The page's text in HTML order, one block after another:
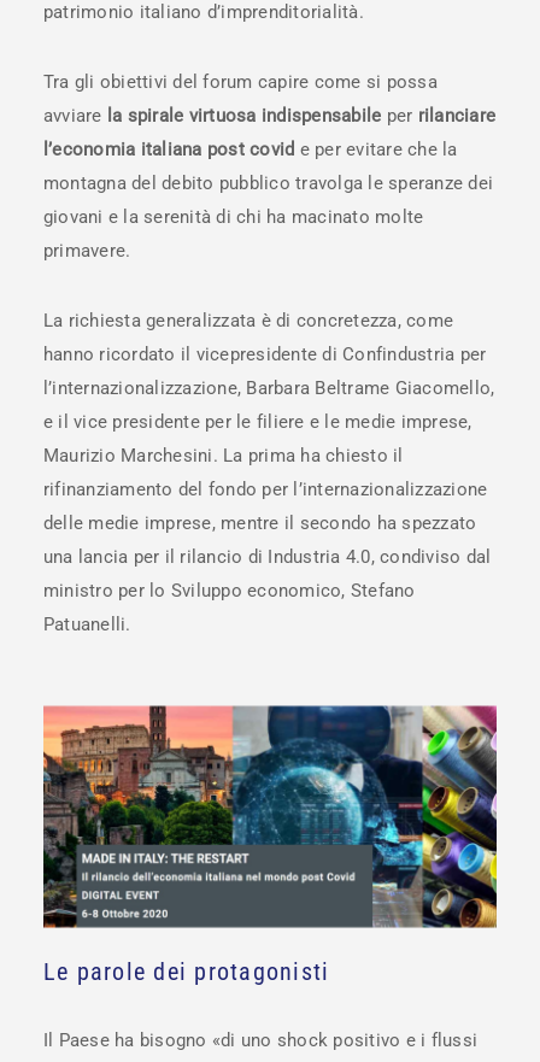
patrimonio italiano d’imprenditorialità.
Tra gli obiettivi del forum capire come si possa
avviare la spirale virtuosa indispensabile per rilanciare
l’economia italiana post covid e per evitare che la
montagna del debito pubblico travolga le speranze dei
giovani e la serenità di chi ha macinato molte
primavere.
La richiesta generalizzata è di concretezza, come
hanno ricordato il vicepresidente di Confindustria per
l’internazionalizzazione, Barbara Beltrame Giacomello,
e il vice presidente per le filiere e le medie imprese,
Maurizio Marchesini. La prima ha chiesto il
rifinanziamento del fondo per l’internazionalizzazione
delle medie imprese, mentre il secondo ha spezzato
una lancia per il rilancio di Industria 4.0, condiviso dal
ministro per lo Sviluppo economico, Stefano
Patuanelli.
Le parole dei protagonisti
Il Paese ha bisogno «di uno shock positivo e i flussi